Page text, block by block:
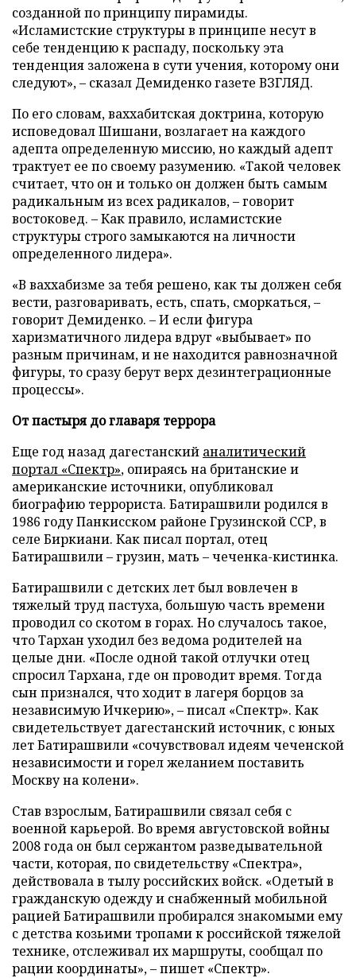
созданной по принципу пирамиды.
«Исламистские структуры в принципе несут в
себе тенденцию к распаду, поскольку эта
тенденция заложена в сути учения, которому они
следуют», – сказал Демиденко газете ВЗГЛЯД.
По его словам, ваххабитская доктрина, которую
исповедовал Шишани, возлагает на каждого
адепта определенную миссию, но каждый адепт
трактует ее по своему разумению. «Такой человек
считает, что он и только он должен быть самым
радикальным из всех радикалов, – говорит
востоковед. – Как правило, исламистские
структуры строго замыкаются на личности
определенного лидера».
«В ваххабизме за тебя решено, как ты должен себя
вести, разговаривать, есть, спать, сморкаться, –
говорит Демиденко. – И если фигура
харизматичного лидера вдруг «выбывает» по
разным причинам, и не находится равнозначной
фигуры, то сразу берут верх дезинтеграционные
процессы».
От пастыря до главаря террора
Еще год назад дагестанский аналитический
портал «Спектр», опираясь на британские и
американские источники, опубликовал
биографию террориста. Батирашвили родился в
1986 году Панкисском районе Грузинской ССР, в
селе Биркиани. Как писал портал, отец
Батирашвили – грузин, мать – чеченка-кистинка.
Батирашвили с детских лет был вовлечен в
тяжелый труд пастуха, большую часть времени
проводил со скотом в горах. Но случалось такое,
что Тархан уходил без ведома родителей на
целые дни. «После одной такой отлучки отец
спросил Тархана, где он проводит время. Тогда
сын признался, что ходит в лагеря борцов за
независимую Ичкерию», – писал «Спектр». Как
свидетельствует дагестанский источник, с юных
лет Батирашвили «сочувствовал идеям чеченской
независимости и горел желанием поставить
Москву на колени».
Став взрослым, Батирашвили связал себя с
военной карьерой. Во время августовской войны
2008 года он был сержантом разведывательной
части, которая, по свидетельству «Спектра»,
действовала в тылу российских войск. «Одетый в
гражданскую одежду и снабженный мобильной
рацией Батирашвили пробирался знакомыми ему
с детства козьими тропами к российской тяжелой
технике, отслеживал их маршруты, сообщал по
рации координаты», – пишет «Спектр».